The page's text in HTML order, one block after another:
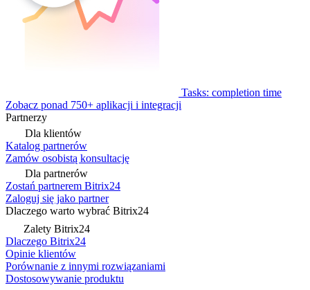
Tasks: completion time
Zobacz ponad 750+ aplikacji i integracji
Partnerzy
Dla klientów
Katalog partnerów
Zamów osobistą konsultację
Dla partnerów
Zostań partnerem Bitrix24
Zaloguj się jako partner
Dlaczego warto wybrać Bitrix24
Zalety Bitrix24
Dlaczego Bitrix24
Opinie klientów
Porównanie z innymi rozwiązaniami
Dostosowywanie produktu